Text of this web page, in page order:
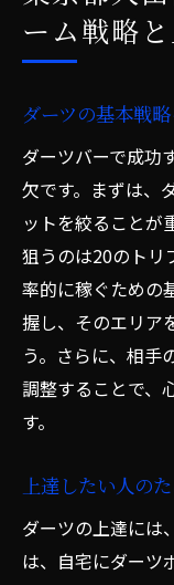
ーム戦略
ダーツの基本戦
ダーツバーで成功
欠です。まずは、
ットを絞ることが
狙うのは20のトリ
率的に稼ぐための
握し、そのエリア
う。さらに、相手
調整することで、
す。
上達したい人の
ダーツの上達には
は、自宅にダーツ